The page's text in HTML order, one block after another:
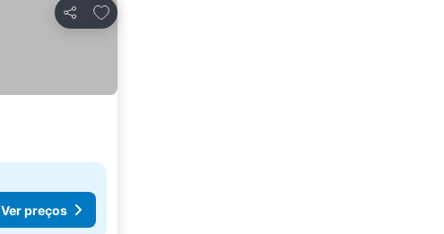
Partilhar
Adicionar aos favoritos
Ver preços